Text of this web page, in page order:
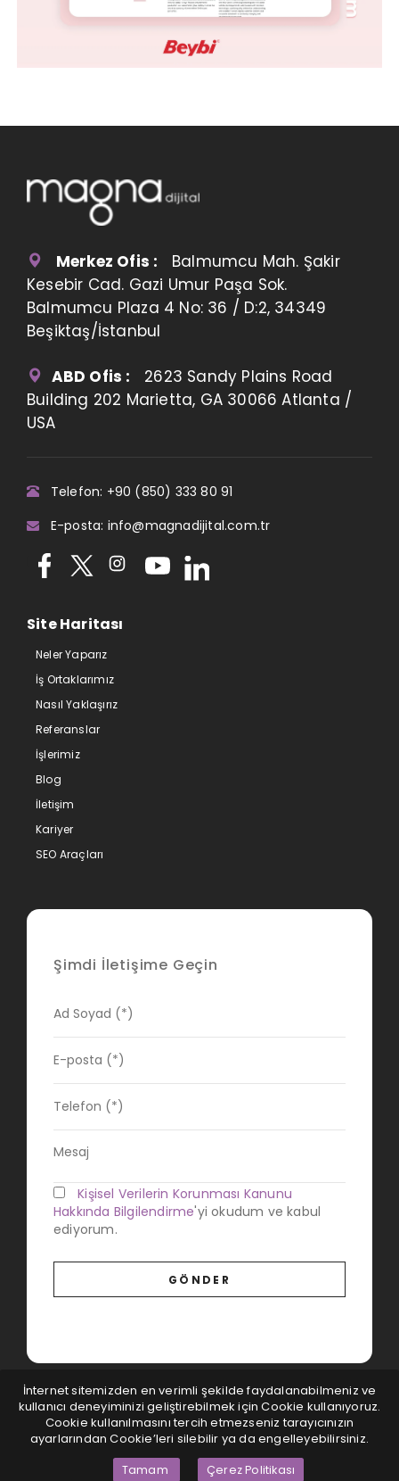
Merkez Ofis : Balmumcu Mah. Şakir
Kesebir Cad. Gazi Umur Paşa Sok.
Balmumcu Plaza 4 No: 36 / D:2, 34349
Beşiktaş/İstanbul
ABD Ofis : 2623 Sandy Plains Road
Building 202 Marietta, GA 30066 Atlanta /
USA
Telefon: +90 (850) 333 80 91
E-posta: info@magnadijital.com.tr
Site Haritası
Neler Yaparız
İş Ortaklarımız
Nasıl Yaklaşırız
Referanslar
İşlerimiz
Blog
İletişim
Kariyer
SEO Araçları
Şimdi İletişime Geçin
Kişisel Verilerin Korunması Kanunu
Hakkında Bilgilendirme'yi okudum ve kabul
ediyorum.
© Tüm hakları saklıdır...
İnternet sitemizden en verimli şekilde faydalanabilmeniz ve
kullanıcı deneyiminizi geliştirebilmek için Cookie kullanıyoruz.
Cookie kullanılmasını tercih etmezseniz tarayıcınızın
ayarlarından Cookie’leri silebilir ya da engelleyebilirsiniz.
Tamam Çerez Politikası